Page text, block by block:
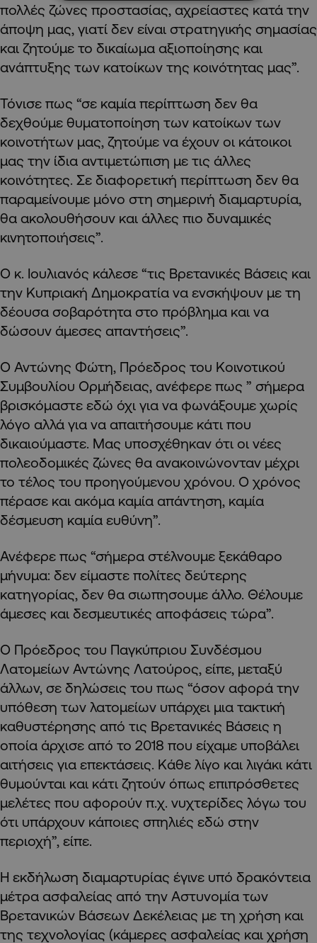
πολλές ζώνες προστασίας, αχρείαστες κατά την
άποψη μας, γιατί δεν είναι στρατηγικής σημασίας
και ζητούμε το δικαίωμα αξιοποίησης και
ανάπτυξης των κατοίκων της κοινότητας μας”.
Τόνισε πως “σε καμία περίπτωση δεν θα
δεχθούμε θυματοποίηση των κατοίκων των
κοινοτήτων μας, ζητούμε να έχουν οι κάτοικοι
μας την ίδια αντιμετώπιση με τις άλλες
κοινότητες. Σε διαφορετική περίπτωση δεν θα
παραμείνουμε μόνο στη σημερινή διαμαρτυρία,
θα ακολουθήσουν και άλλες πιο δυναμικές
κινητοποιήσεις”.
Ο κ. Ιουλιανός κάλεσε “τις Βρετανικές Βάσεις και
την Κυπριακή Δημοκρατία να ενσκήψουν με τη
δέουσα σοβαρότητα στο πρόβλημα και να
δώσουν άμεσες απαντήσεις”.
Ο Αντώνης Φώτη, Πρόεδρος του Κοινοτικού
Συμβουλίου Ορμήδειας, ανέφερε πως ” σήμερα
βρισκόμαστε εδώ όχι για να φωνάξουμε χωρίς
λόγο αλλά για να απαιτήσουμε κάτι που
δικαιούμαστε. Μας υποσχέθηκαν ότι οι νέες
πολεοδομικές ζώνες θα ανακοινώνονταν μέχρι
το τέλος του προηγούμενου χρόνου. Ο χρόνος
πέρασε και ακόμα καμία απάντηση, καμία
δέσμευση καμία ευθύνη”.
Ανέφερε πως “σήμερα στέλνουμε ξεκάθαρο
μήνυμα: δεν είμαστε πολίτες δεύτερης
κατηγορίας, δεν θα σιωπησουμε άλλο. Θέλουμε
άμεσες και δεσμευτικές αποφάσεις τώρα”.
Ο Πρόεδρος του Παγκύπριου Συνδέσμου
Λατομείων Αντώνης Λατούρος, είπε, μεταξύ
άλλων, σε δηλώσεις του πως “όσον αφορά την
υπόθεση των λατομείων υπάρχει μια τακτική
καθυστέρησης από τις Βρετανικές Βάσεις η
οποία άρχισε από το 2018 που είχαμε υποβάλει
αιτήσεις για επεκτάσεις. Κάθε λίγο και λιγάκι κάτι
θυμούνται και κάτι ζητούν όπως επιπρόσθετες
μελέτες που αφορούν π.χ. νυχτερίδες λόγω του
ότι υπάρχουν κάποιες σπηλιές εδώ στην
περιοχή”, είπε.
Η εκδήλωση διαμαρτυρίας έγινε υπό δρακόντεια
μέτρα ασφαλείας από την Αστυνομία των
Βρετανικών Βάσεων Δεκέλειας με τη χρήση και
της τεχνολογίας (κάμερες ασφαλείας και χρήση